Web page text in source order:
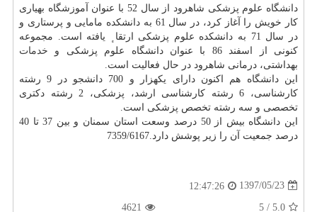
دانشگاه علوم پزشكی شاهرود از سال 52 با عنوان آموزشگاه بهیاری
كار خویش را آغاز كرد، در سال 61 به دانشكده مامایی و پرستاری و
در سال 71 به دانشكده علوم پزشكی ارتقا ٕ یافته است. مجموعه
كنونی از اسفند 86 با عنوان دانشگاه علوم پزشكی و
خدمات
بهداشتی، درمانی شاهرود در حال فعالیت است.
این دانشگاه هم اكنون دارای یكهزار و 700 دانشجو در 9 رشته
كارشناسی، 6 رشته كارشناسی ارشد، پزشكی، 2 رشته دكتری
تخصصی و سه رشته تخصص پزشكی است.
این دانشگاه بیش از 50 درصد وسعت استان سمنان و بین 37 تا 40
درصد جمعیت آن را زیر پوشش دارد.7359/6167
1397/05/23
12:47:26
5.0
/
5
4621